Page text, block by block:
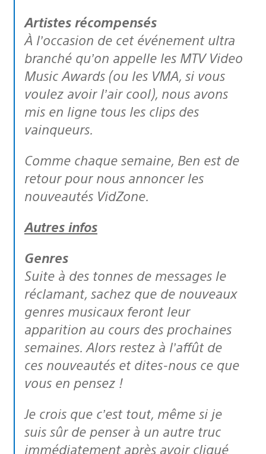
Artistes récompensés
À l’occasion de cet événement ultra
branché qu’on appelle les MTV Video
Music Awards (ou les VMA, si vous
voulez avoir l’air cool), nous avons
mis en ligne tous les clips des
vainqueurs.
Comme chaque semaine, Ben est de
retour pour nous annoncer les
nouveautés VidZone.
Autres infos
Genres
Suite à des tonnes de messages le
réclamant, sachez que de nouveaux
genres musicaux feront leur
apparition au cours des prochaines
semaines. Alors restez à l’affût de
ces nouveautés et dites-nous ce que
vous en pensez !
Je crois que c’est tout, même si je
suis sûr de penser à un autre truc
immédiatement après avoir cliqué